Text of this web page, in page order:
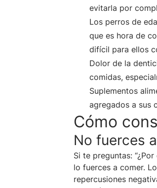
evitarla por
Los perros de
que es hora de
difícil para ellos
Dolor de la
comidas,
Suplementos
agregados a sus
Cómo
No fuerces
Si te preguntas:
lo fuerces a comer.
repercusiones